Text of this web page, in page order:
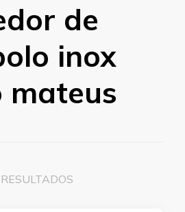
de
inox
mateus